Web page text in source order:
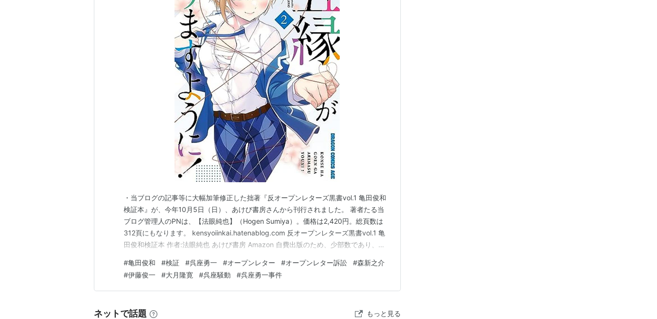
・当ブログの記事等に大幅加筆修正した拙著『反オープンレターズ黒書vol.1 亀田俊和
検証本』が、今年10月5日（日）、あけび書房さんから刊行されました。 著者たる当
ブログ管理人のPNは、【法眼純也】（Hogen Sumiya）。価格は2,420円。総頁数は
312頁にもなります。 kensyoiinkai.hatenablog.com 反オープンレターズ黒書vol.1 亀
田俊和検証本 作者:法眼純也 あけび書房 Amazon 自費出版のため、少部数であり、ご
ジュンク堂書店等でお早めにご購読頂けると幸いです。 この…
#亀田俊和 #検証 #呉座勇一 #オープンレター #オープンレター訴訟 #森新之介
#伊藤俊一 #大月隆寛 #呉座騒動 #呉座勇一事件
ネットで話題 もっと見る